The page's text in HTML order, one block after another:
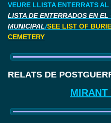
VEURE LLISTA ENTERRATS
LISTA DE ENTERRADOS EN EL
MUNICIPAL/SEE LIST OF
CEMETERY
RELATS DE
MIRANT